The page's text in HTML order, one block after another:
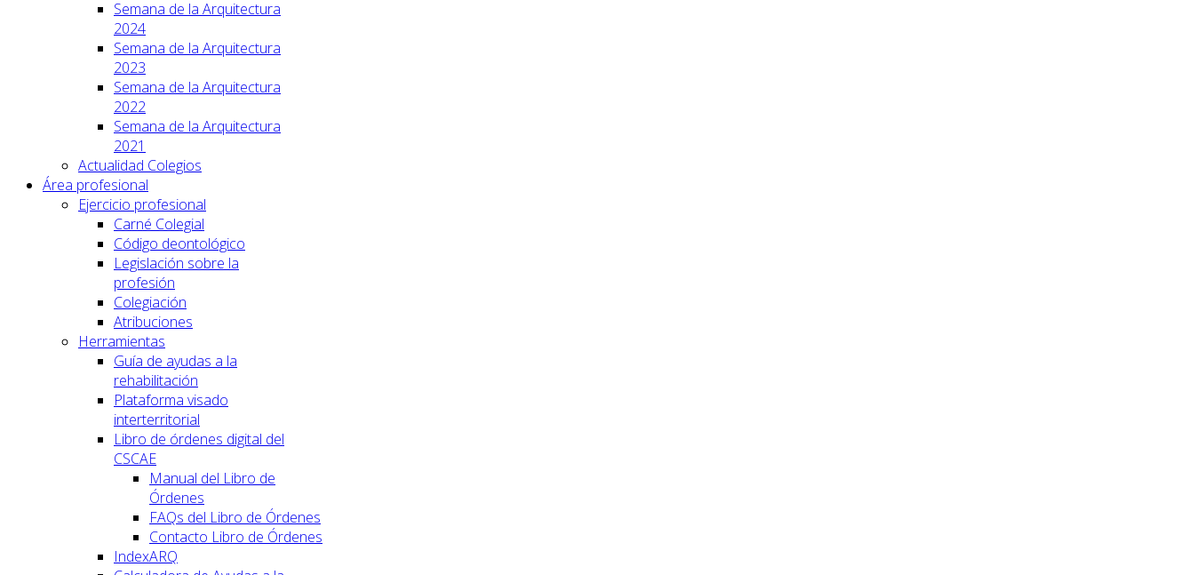
Semana de la Arquitectura
2024
Semana de la Arquitectura
2023
Semana de la Arquitectura
2022
Semana de la Arquitectura
2021
Actualidad Colegios
Área profesional
Ejercicio profesional
Carné Colegial
Código deontológico
Legislación sobre la
profesión
Colegiación
Atribuciones
Herramientas
Guía de ayudas a la
rehabilitación
Plataforma visado
interterritorial
Libro de órdenes digital del
CSCAE
Manual del Libro de
Órdenes
FAQs del Libro de Órdenes
Contacto Libro de Órdenes
IndexARQ